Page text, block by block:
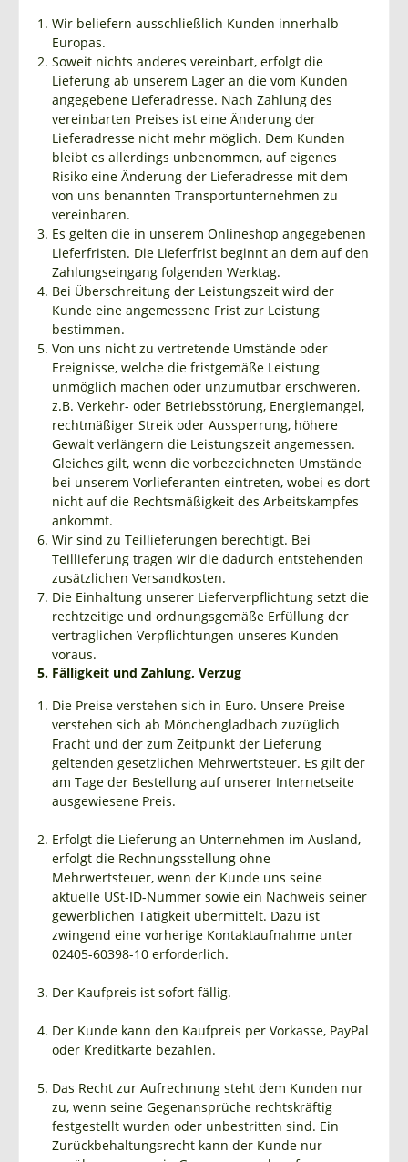
Wir beliefern ausschließlich Kunden innerhalb
Europas.
Soweit nichts anderes vereinbart, erfolgt die
Lieferung ab unserem Lager an die vom Kunden
angegebene Lieferadresse. Nach Zahlung des
vereinbarten Preises ist eine Änderung der
Lieferadresse nicht mehr möglich. Dem Kunden
bleibt es allerdings unbenommen, auf eigenes
Risiko eine Änderung der Lieferadresse mit dem
von uns benannten Transportunternehmen zu
vereinbaren.
Es gelten die in unserem Onlineshop angegebenen
Lieferfristen. Die Lieferfrist beginnt an dem auf den
Zahlungseingang folgenden Werktag.
Bei Überschreitung der Leistungszeit wird der
Kunde eine angemessene Frist zur Leistung
bestimmen.
Von uns nicht zu vertretende Umstände oder
Ereignisse, welche die fristgemäße Leistung
unmöglich machen oder unzumutbar erschweren,
z.B. Verkehr- oder Betriebsstörung, Energiemangel,
rechtmäßiger Streik oder Aussperrung, höhere
Gewalt verlängern die Leistungszeit angemessen.
Gleiches gilt, wenn die vorbezeichneten Umstände
bei unserem Vorlieferanten eintreten, wobei es dort
nicht auf die Rechtsmäßigkeit des Arbeitskampfes
ankommt.
Wir sind zu Teillieferungen berechtigt. Bei
Teillieferung tragen wir die dadurch entstehenden
zusätzlichen Versandkosten.
Die Einhaltung unserer Lieferverpflichtung setzt die
rechtzeitige und ordnungsgemäße Erfüllung der
vertraglichen Verpflichtungen unseres Kunden
voraus.
5. Fälligkeit und Zahlung, Verzug
Die Preise verstehen sich in Euro. Unsere Preise
verstehen sich ab Mönchengladbach zuzüglich
Fracht und der zum Zeitpunkt der Lieferung
geltenden gesetzlichen Mehrwertsteuer. Es gilt der
am Tage der Bestellung auf unserer Internetseite
ausgewiesene Preis.
Erfolgt die Lieferung an Unternehmen im Ausland,
erfolgt die Rechnungsstellung ohne
Mehrwertsteuer, wenn der Kunde uns seine
aktuelle USt-ID-Nummer sowie ein Nachweis seiner
gewerblichen Tätigkeit übermittelt. Dazu ist
zwingend eine vorherige Kontaktaufnahme unter
02405-60398-10 erforderlich.
Der Kaufpreis ist sofort fällig.
Der Kunde kann den Kaufpreis per Vorkasse, PayPal
oder Kreditkarte bezahlen.
Das Recht zur Aufrechnung steht dem Kunden nur
zu, wenn seine Gegenansprüche rechtskräftig
festgestellt wurden oder unbestritten sind. Ein
Zurückbehaltungsrecht kann der Kunde nur